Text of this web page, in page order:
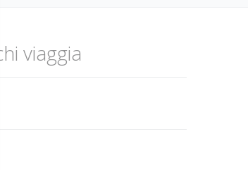
viaggia